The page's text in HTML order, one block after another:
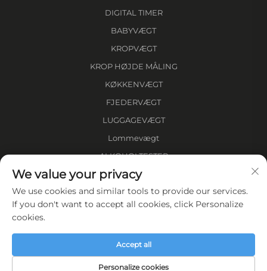
DIGITAL TIMER
BABYVÆGT
KROPVÆGT
KROP HØJDE MÅLING
KØKKENVÆGT
FJEDERVÆGT
LUGGAGEVÆGT
Lommevægt
ALKOHOLTESTER
AFSTANDSMÅLER
OM VIRKSOMHEDEN
Privatlivspolitik
We value your privacy
We use cookies and similar tools to provide our services.
If you don't want to accept all cookies, click Personalize
cookies.
Personalize cookies
Accept all